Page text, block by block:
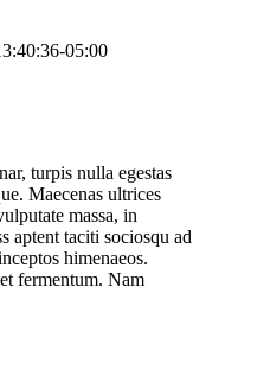
05:00
turpis nulla egestas
Maecenas ultrices
massa, in
aptent taciti sociosqu ad
himenaeos.
fermentum. Nam